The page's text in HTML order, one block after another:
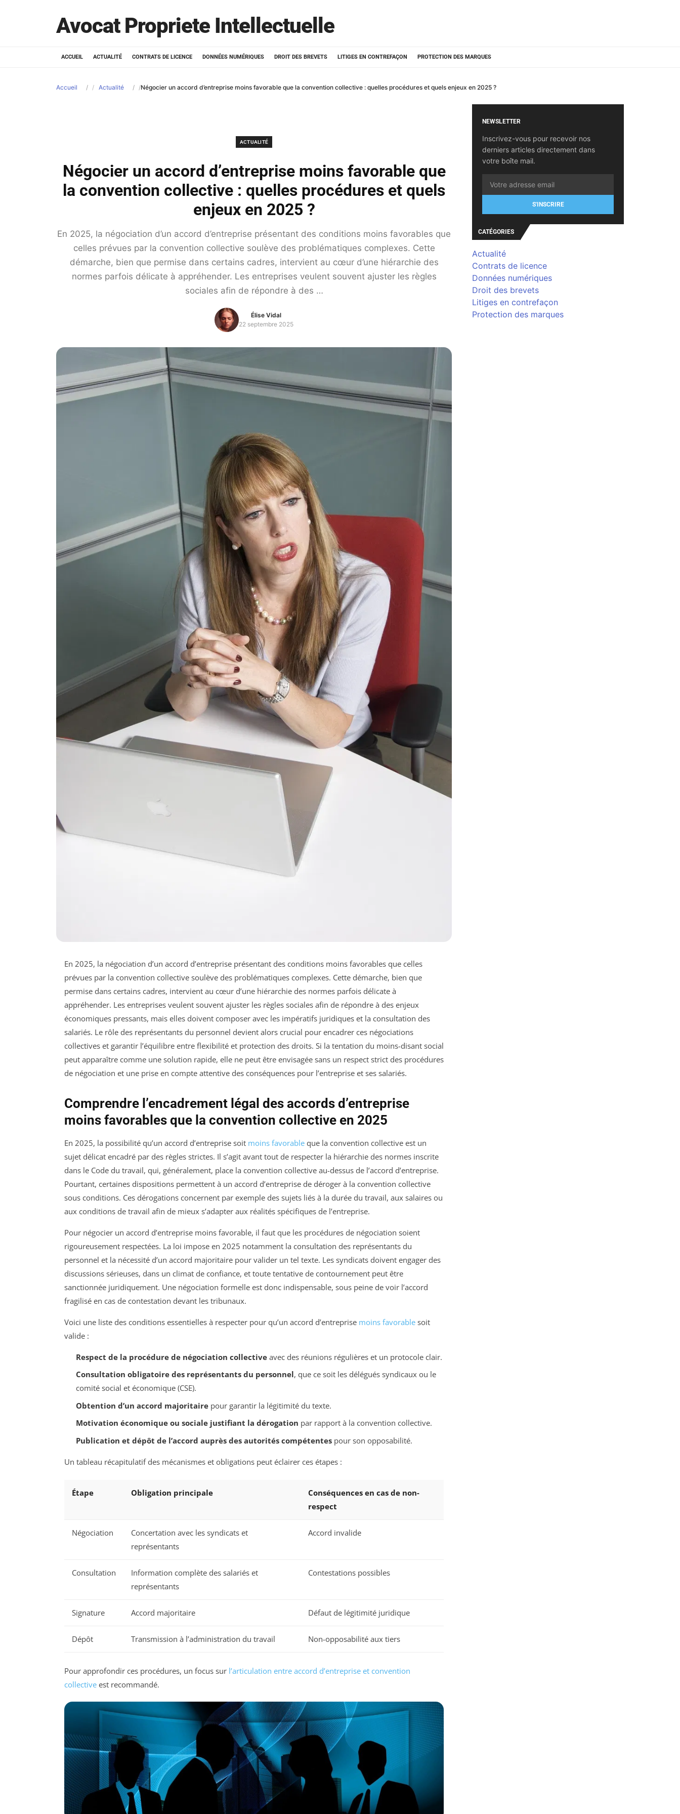
Avocat Propriete Intellectuelle
ACCUEIL ACTUALITÉ CONTRATS DE LICENCE DONNÉES NUMÉRIQUES DROIT DES BREVETS LITIGES EN CONTREFAÇON PROTECTION DES MARQUES
Accueil Actualité Négocier un accord d’entreprise moins favorable que la convention collective : quelles procédures et quels enjeux en 2025 ?
ACTUALITÉ
Négocier un accord d’entreprise moins favorable que
la convention collective : quelles procédures et quels
enjeux en 2025 ?
En 2025, la négociation d’un accord d’entreprise présentant des conditions moins favorables que
celles prévues par la convention collective soulève des problématiques complexes. Cette
démarche, bien que permise dans certains cadres, intervient au cœur d’une hiérarchie des
normes parfois délicate à appréhender. Les entreprises veulent souvent ajuster les règles
sociales afin de répondre à des …
Élise Vidal
22 septembre 2025
En 2025, la négociation d’un accord d’entreprise présentant des conditions moins favorables que celles
prévues par la convention collective soulève des problématiques complexes. Cette démarche, bien que
permise dans certains cadres, intervient au cœur d’une hiérarchie des normes parfois délicate à
appréhender. Les entreprises veulent souvent ajuster les règles sociales afin de répondre à des enjeux
économiques pressants, mais elles doivent composer avec les impératifs juridiques et la consultation des
salariés. Le rôle des représentants du personnel devient alors crucial pour encadrer ces négociations
collectives et garantir l’équilibre entre flexibilité et protection des droits. Si la tentation du moins-disant social
peut apparaître comme une solution rapide, elle ne peut être envisagée sans un respect strict des procédures
de négociation et une prise en compte attentive des conséquences pour l’entreprise et ses salariés.
Comprendre l’encadrement légal des accords d’entreprise
moins favorables que la convention collective en 2025
En 2025, la possibilité qu’un accord d’entreprise soit moins favorable que la convention collective est un
sujet délicat encadré par des règles strictes. Il s’agit avant tout de respecter la hiérarchie des normes inscrite
dans le Code du travail, qui, généralement, place la convention collective au-dessus de l’accord d’entreprise.
Pourtant, certaines dispositions permettent à un accord d’entreprise de déroger à la convention collective
sous conditions. Ces dérogations concernent par exemple des sujets liés à la durée du travail, aux salaires ou
aux conditions de travail afin de mieux s’adapter aux réalités spécifiques de l’entreprise.
Pour négocier un accord d’entreprise moins favorable, il faut que les procédures de négociation soient
rigoureusement respectées. La loi impose en 2025 notamment la consultation des représentants du
personnel et la nécessité d’un accord majoritaire pour valider un tel texte. Les syndicats doivent engager des
discussions sérieuses, dans un climat de confiance, et toute tentative de contournement peut être
sanctionnée juridiquement. Une négociation formelle est donc indispensable, sous peine de voir l’accord
fragilisé en cas de contestation devant les tribunaux.
Voici une liste des conditions essentielles à respecter pour qu’un accord d’entreprise moins favorable soit
valide :
Respect de la procédure de négociation collectiveavec des réunions régulières et un protocole clair.
Consultation obligatoire des représentants du personnel, que ce soit les délégués syndicaux ou le
comité social et économique (CSE).
Obtention d’un accord majoritairepour garantir la légitimité du texte.
Motivation économique ou sociale justifiant la dérogation par rapport à la convention collective.
Publication et dépôt de l’accord auprès des autorités compétentespour son opposabilité.
Un tableau récapitulatif des mécanismes et obligations peut éclairer ces étapes :
Étape Obligation principale
Conséquences en cas de non-
respect
Négociation
Concertation avec les syndicats et
représentants
Accord invalide
Consultation
Information complète des salariés et
représentants
Contestations possibles
Signature Accord majoritaire Défaut de légitimité juridique
Dépôt Transmission à l’administration du travail Non-opposabilité aux tiers
Pour approfondir ces procédures, un focus sur l’articulation entre accord d’entreprise et convention
collective est recommandé.
NEWSLETTER
Inscrivez-vous pour recevoir nos
derniers articles directement dans
votre boîte mail.
S'INSCRIRE
CATÉGORIES
Actualité
Contrats de licence
Données numériques
Droit des brevets
Litiges en contrefaçon
Protection des marques